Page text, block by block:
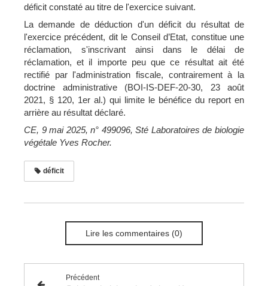
déficit constaté au titre de l'exercice suivant.
La demande de déduction d'un déficit du résultat de
l'exercice précédent, dit le Conseil d’Etat, constitue une
réclamation, s'inscrivant ainsi dans le délai de
réclamation, et il importe peu que ce résultat ait été
rectifié par l'administration fiscale, contrairement à la
doctrine administrative (BOI-IS-DEF-20-30, 23 août
2021, § 120, 1er al.) qui limite le bénéfice du report en
arrière au résultat déclaré.
CE, 9 mai 2025, n° 499096, Sté Laboratoires de biologie
végétale Yves Rocher.
déficit
Lire les commentaires (0)
Précédent